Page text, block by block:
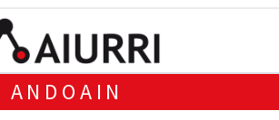
ANDOAIN